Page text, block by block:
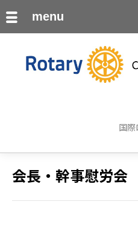
国
会長・幹事慰労会
menu